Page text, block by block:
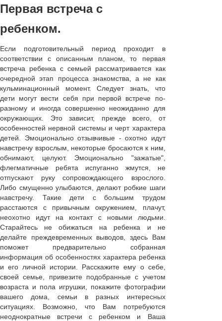
Первая встреча с
ребенком.
Если подготовительный период проходит в
соответствии с описанным планом, то первая
встреча ребенка с семьей рассматривается как
очередной этап процесса знакомства, а не как
кульминационный момент. Следует знать, что
дети могут вести себя при первой встрече по-
разному и иногда совершенно неожиданно для
окружающих. Это зависит, прежде всего, от
особенностей нервной системы и черт характера
детей. Эмоционально отзывчивые - охотно идут
навстречу взрослым, некоторые бросаются к ним,
обнимают, целуют. Эмоционально "зажатые",
флегматичные ребята испуганно жмутся, не
отпускают руку сопровождающего взрослого.
Либо смущенно улыбаются, делают робкие шаги
навстречу. Такие дети с большим трудом
расстаются с привычным окружением, плачут,
неохотно идут на контакт с новыми людьми.
Старайтесь не обижаться на ребенка и не
делайте преждевременных выводов, здесь Вам
поможет предварительно собранная
информация об особенностях характера ребенка
и его личной истории. Расскажите ему о себе,
своей семье, привезите подобранные с учетом
возраста и пола игрушки, покажите фотографии
вашего дома, семьи в разных интересных
ситуациях. Возможно, что Вам потребуются
неоднократные встречи с ребенком и Ваша